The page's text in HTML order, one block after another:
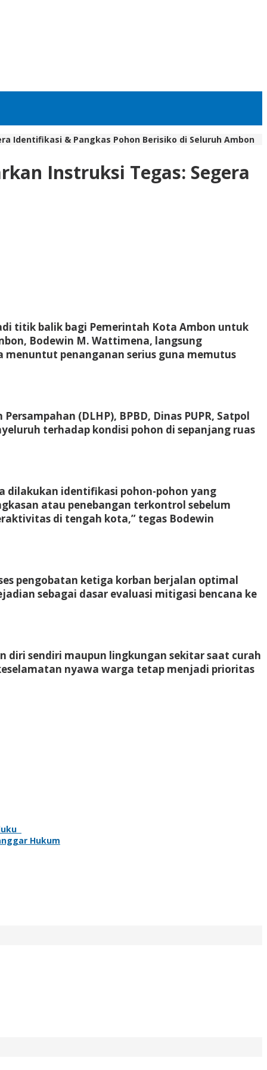
Identifikasi & Pangkas Pohon Berisiko di Seluruh Ambon
Instruksi Tegas: Segera
titik balik bagi Pemerintah Kota Ambon untuk
Bodewin M. Wattimena, langsung
menuntut penanganan serius guna memutus
(DLHP), BPBD, Dinas PUPR, Satpol
terhadap kondisi pohon di sepanjang ruas
dilakukan identifikasi pohon-pohon yang
atau penebangan terkontrol sebelum
di tengah kota,” tegas Bodewin
pengobatan ketiga korban berjalan optimal
sebagai dasar evaluasi mitigasi bencana ke
diri sendiri maupun lingkungan sekitar saat curah
nyawa warga tetap menjadi prioritas
Hukum